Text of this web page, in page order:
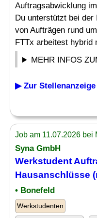
Auftragsabwicklung
Du unterstützt bei der
von Aufträgen rund
FTTx arbeitest hybrid
MEHR INFOS
▶ Zur Stellenanzeige
Job am 11.07.2026 bei
Syna GmbH
Werkstudent
Hausanschlüsse
• Bonefeld
Werkstudenten